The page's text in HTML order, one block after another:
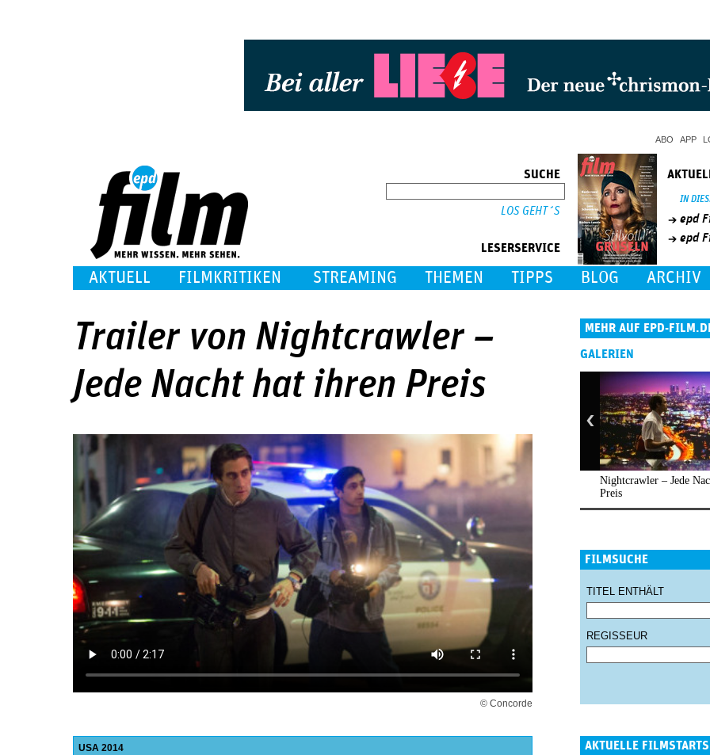
ABO APP
SUCHE
LESERSERVICE
IN
epd
epd
AKTUELL FILMKRITIKEN STREAMING THEMEN TIPPS BLOG ARCHIV
Trailer von Nightcrawler –
Jede Nacht hat ihren Preis
© Concorde
USA 2014
MEHR AUF EPD-
GALERIEN
Nightcrawler – Jede
Preis
FILMSUCHE
TITEL ENTHÄLT
REGISSEUR
AKTUELLE FILMSTARTS